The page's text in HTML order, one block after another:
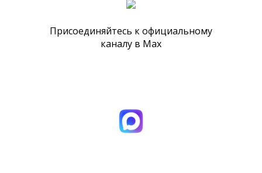
Присоединяйтесь к официальному
каналу в Max